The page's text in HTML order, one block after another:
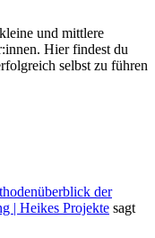
und mittlere
Hier findest du
selbst zu führen
der
| Heikes Projekte sagt